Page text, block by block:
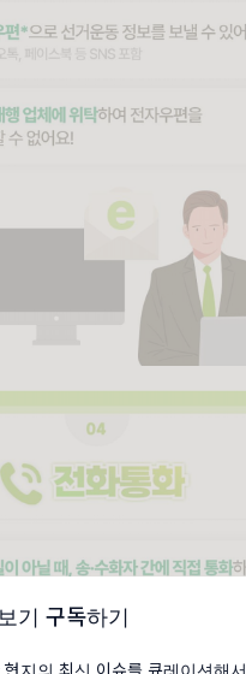
기 구독하기
지의 최신 이슈를 큐레이션해서